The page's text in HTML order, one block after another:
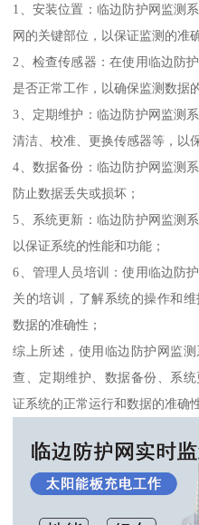
1、安装位置：临边防护网监测
网的关键部位，以保证监测的准
2、检查传感器：在使用临边防
是否正常工作，以确保监测数据
3、定期维护：临边防护网监测
清洁、校准、更换传感器等，以
4、数据备份：临边防护网监测
防止数据丢失或损坏；
5、系统更新：临边防护网监测
以保证系统的性能和功能；
6、管理人员培训：使用临边防
关的培训，了解系统的操作和
数据的准确性；
综上所述，使用临边防护网监
查、定期维护、数据备份、系
证系统的正常运行和数据的准确性